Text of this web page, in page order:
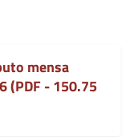
mensa
(PDF - 150.75